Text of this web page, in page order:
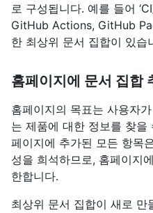
로 구성됩니다. 예를 들어
GitHub Actions, GitHub
한 최상위 문서 집합이 있습
홈페이지에 문서 집합
홈페이지의 목표는 사용자
는 제품에 대한 정보를 찾을
페이지에 추가된 모든 항목
성을 희석하므로, 홈페이지
한합니다.
최상위 문서 집합이 새로 만